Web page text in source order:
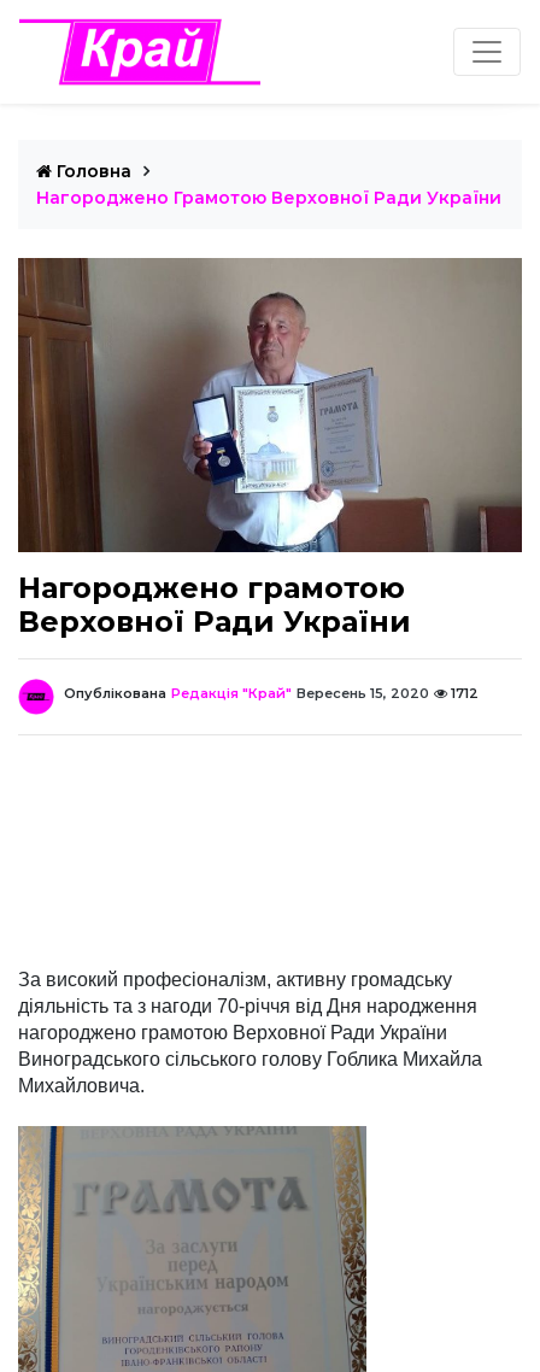
Головна
Нагороджено Грамотою Верховної Ради України
Нагороджено грамотою
Верховної Ради України
Опублікована Редакція "Край" Вересень 15, 2020 1712
За високий професіоналізм, активну громадську
діяльність та з нагоди 70-річчя від Дня народження
нагороджено грамотою Верховної Ради України
Виноградського сільського голову Гоблика Михайла
Михайловича.